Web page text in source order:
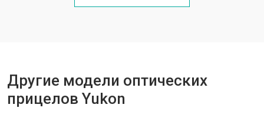
Другие модели оптических
прицелов Yukon